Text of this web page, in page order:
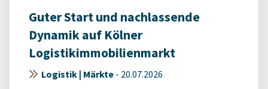
Guter Start und nachlassende
Dynamik auf Kölner
Logistikimmobilienmarkt
Logistik | Märkte - 20.07.2026